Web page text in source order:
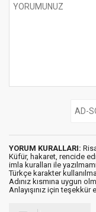
YORUM KURALLARI:
Küfür, hakaret, rencide
imla kuralları ile
Türkçe karakter
Adınız kısmına uygun
Anlayışınız için teşekkür